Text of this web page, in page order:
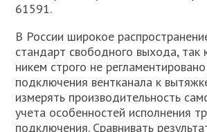
61591.
В России широкое
стандарт свободного выхода, так
никем строго не
подключения вентканала к
измерять производительность
учета особенностей исполнения
подключения. Сравнивать